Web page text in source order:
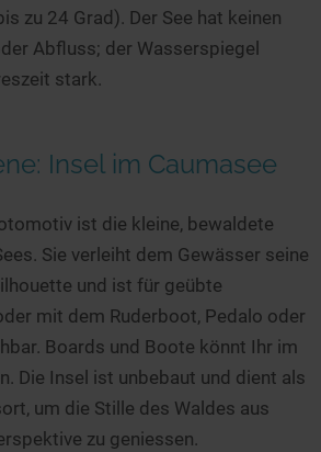
zu 24 Grad). Der See hat keinen
Abfluss; der Wasserspiegel
stark.
Insel im Caumasee
ist die kleine, bewaldete
Sie verleiht dem Gewässer seine
und ist für geübte
mit dem Ruderboot, Pedalo oder
Boards und Boote könnt Ihr im
Die Insel ist unbebaut und dient als
um die Stille des Waldes aus
zu geniessen.